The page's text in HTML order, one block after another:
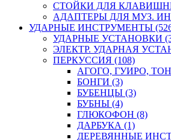
СТОЙКИ ДЛЯ
АДАПТЕРЫ ДЛЯ МУЗ.
УДАРНЫЕ ИНСТРУМЕНТЫ
УДАРНЫЕ УСТАНОВКИ
ЭЛЕКТР. УДАРНАЯ
ПЕРКУССИЯ (108)
АГОГО, ГУИРО,
БОНГИ (3)
БУБЕНЦЫ (3)
БУБНЫ (4)
ГЛЮКОФОН (8)
ДАРБУКА (1)
ДЕРЕВЯННЫЕ